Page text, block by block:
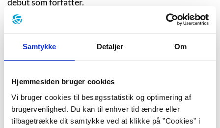
Samtykke Detaljer Om
Hjemmesiden bruger cookies
Vi bruger cookies til besøgsstatistik og optimering af
brugervenlighed. Du kan til enhver tid ændre eller
tilbagetrække dit samtykke ved at klikke på ”Cookies” i
Neil Gaiman
børnebøger eller romaner han skriver, er historien og
skabelsen af et nyt univers, læseren kan undersøge og
fortabe sig i, altid i centrum.